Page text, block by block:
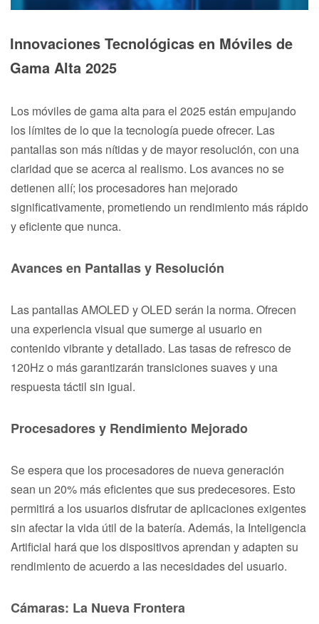
Innovaciones Tecnológicas en Móviles de
Gama Alta 2025
Los móviles de gama alta para el 2025 están empujando
los límites de lo que la tecnología puede ofrecer. Las
pantallas son más nítidas y de mayor resolución, con una
claridad que se acerca al realismo. Los avances no se
detienen allí; los procesadores han mejorado
significativamente, prometiendo un rendimiento más rápido
y eficiente que nunca.
Avances en Pantallas y Resolución
Las pantallas AMOLED y OLED serán la norma. Ofrecen
una experiencia visual que sumerge al usuario en
contenido vibrante y detallado. Las tasas de refresco de
120Hz o más garantizarán transiciones suaves y una
respuesta táctil sin igual.
Procesadores y Rendimiento Mejorado
Se espera que los procesadores de nueva generación
sean un 20% más eficientes que sus predecesores. Esto
permitirá a los usuarios disfrutar de aplicaciones exigentes
sin afectar la vida útil de la batería. Además, la Inteligencia
Artificial hará que los dispositivos aprendan y adapten su
rendimiento de acuerdo a las necesidades del usuario.
Cámaras: La Nueva Frontera